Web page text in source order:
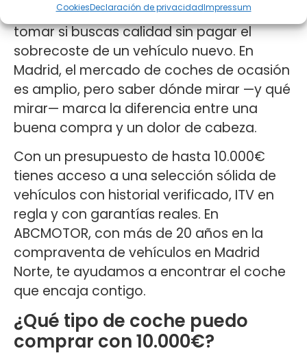
CookiesDeclaración de privacidadImpressum
una de las mejores decisiones que puedes
tomar si buscas calidad sin pagar el
sobrecoste de un vehículo nuevo. En
Madrid, el mercado de coches de ocasión
es amplio, pero saber dónde mirar —y qué
mirar— marca la diferencia entre una
buena compra y un dolor de cabeza.
Con un presupuesto de hasta 10.000€
tienes acceso a una selección sólida de
vehículos con historial verificado, ITV en
regla y con garantías reales. En
ABCMOTOR, con más de 20 años en la
compraventa de vehículos en Madrid
Norte, te ayudamos a encontrar el coche
que encaja contigo.
¿Qué tipo de coche puedo
comprar con 10.000€?